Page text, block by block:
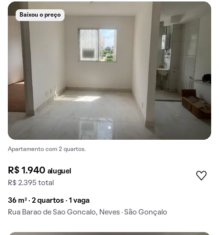
Baixou o preço
Apartamento com 2 quartos.
R$ 1.940 aluguel
R$ 2.395 total
36 m² · 2 quartos · 1 vaga
Rua Barao de Sao Goncalo, Neves · São Gonçalo